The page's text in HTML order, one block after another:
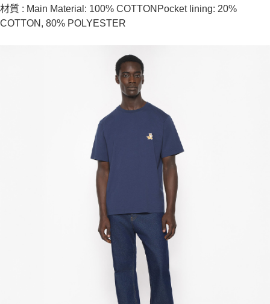
材質 : Main Material: 100% COTTONPocket lining: 20%
COTTON, 80% POLYESTER